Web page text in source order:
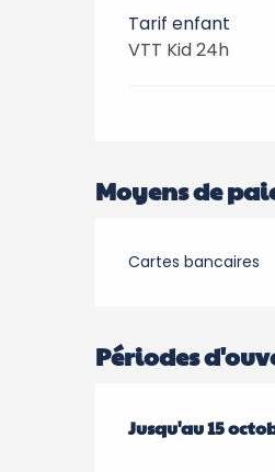
Tarif enfant
VTT Kid 24h
Moyens de
Cartes bancaires
Périodes
Du31 mars 2026
Jusqu'au15